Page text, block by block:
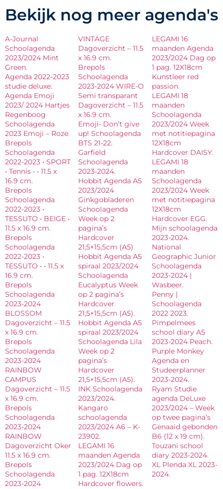
Bekijk nog meer agenda's
A-Journal
Schoolagenda
2023/2024 Mint
Green.
Agenda 2022-2023
studie deluxe.
Agenda Emoji
2023/ 2024 Hartjes
Regenboog
Schoolagenda
2023 Emoji – Roze.
Brepols
Schoolagenda
2022-2023 • SPORT
• Tennis • • 11.5 x
16.9 cm.
Brepols
Schoolagenda
2022-2023 •
TESSUTO • BEIGE •
11.5 x 16.9 cm.
Brepols
Schoolagenda
2022-2023 •
TESSUTO • • 11.5 x
16.9 cm.
Brepols
Schoolagenda
2023-2024
BLOSSOM
Dagoverzicht – 11.5
x 16.9 cm.
Brepols
Schoolagenda
2023-2024
RAINBOW
CAMPUS
Dagoverzicht – 11.5
x 16.9 cm.
Brepols
Schoolagenda
2023-2024
RAINBOW
Dagoverzicht Oker
11.5 x 16.9 cm.
Brepols
Schoolagenda
2023-2024
VINTAGE
Dagoverzicht – 11.5
x 16.9 cm.
Brepols
Schoolagenda
2023-2024 WIRE-O
Semi transparant
Dagoverzicht – 11.5
x 16.9 cm.
Emoji- Don’t give
up! Schoolagenda
BTS 21-22.
Garfield
Schoolagenda
2023-2024.
Hobbit Agenda A5
2023/2024
Ginkgobladeren
Schoolagenda
Week op 2
pagina’s
Hardcover
21,5×15,5cm (A5).
Hobbit Agenda A5
spiraal 2023/2024
Schoolagenda
Eucalyptus Week
op 2 pagina’s
Hardcover
21,5×15,5cm (A5).
Hobbit Agenda A5
spiraal 2023/2024
Schoolagenda Lila
Week op 2
pagina’s
Hardcover
21,5×15,5cm (A5).
INK Schoolagenda
2023/2024.
Kangaro
schoolagenda
2023/2024 A6 – K-
23902.
LEGAMI 16
maanden Agenda
2023/2024 Dag op
1 pag. 12X18cm
Hardcover flowers.
LEGAMI 16
maanden Agenda
2023/2024 Dag op
1 pag. 12X18cm
Kunstleer red
passion.
LEGAMI 18
maanden
Schoolagenda
2023/2024 Week
met notitiepagina
12X18cm
Hardcover DAISY.
LEGAMI 18
maanden
Schoolagenda
2023/2024 Week
met notitiepagina
12X18cm
Hardcover EGG.
Mijn schoolagenda
2023-2024.
National
Geographic Junior
Schoolagenda
2023-2024 |
Wasbeer.
Penny |
Schoolagenda
2022 2023.
Pimpelmees
school diary A5
2023-2024 Peach.
Purple Monkey
Agenda en
Studeerplanner
2023-2024.
Ryam Studie
agenda DeLuxe
2023/2024 – Week
op twee pagina’s
Genaaid gebonden
B6 (12 x 19 cm).
Touzani school
diary 2023-2024.
XL Plenda XL 2023-
2024.